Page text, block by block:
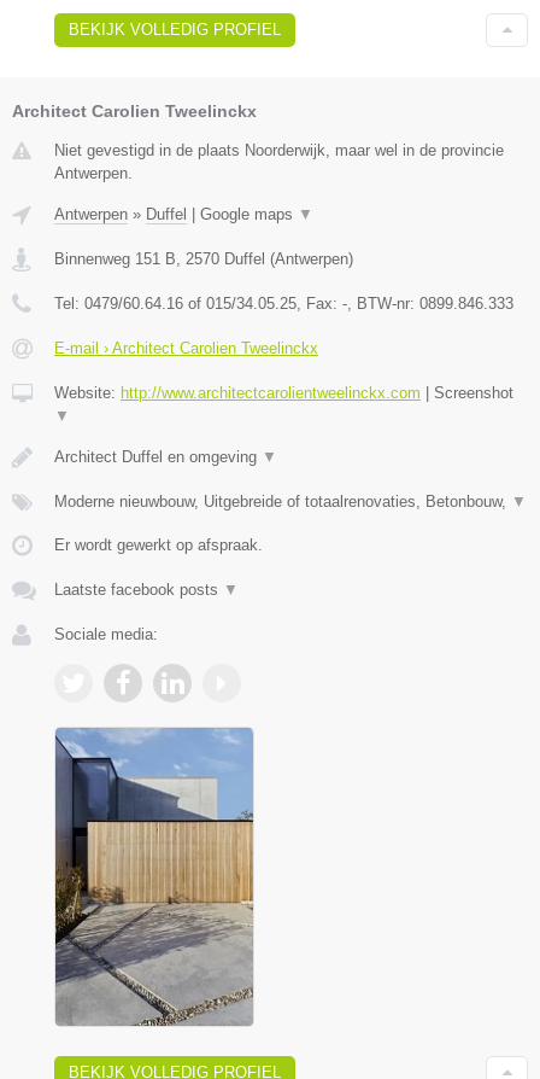
BEKIJK VOLLEDIG PROFIEL
Architect Carolien Tweelinckx
Niet gevestigd in de plaats Noorderwijk, maar wel in de provincie
Antwerpen.
Antwerpen » Duffel Google maps ▼
Binnenweg 151 B 2570 Duffel (Antwerpen)
Tel: 0479/60.64.16 of 015/34.05.25 , Fax: - , BTW-nr: 0899.846.333
E-mail › Architect Carolien Tweelinckx
Website: http://www.architectcarolientweelinckx.com
Screenshot
▼
Architect Duffel en omgeving ▼
Moderne nieuwbouw, Uitgebreide of totaalrenovaties, Betonbouw, ▼
Er wordt gewerkt op afspraak.
Laatste facebook posts ▼
Sociale media:
BEKIJK VOLLEDIG PROFIEL